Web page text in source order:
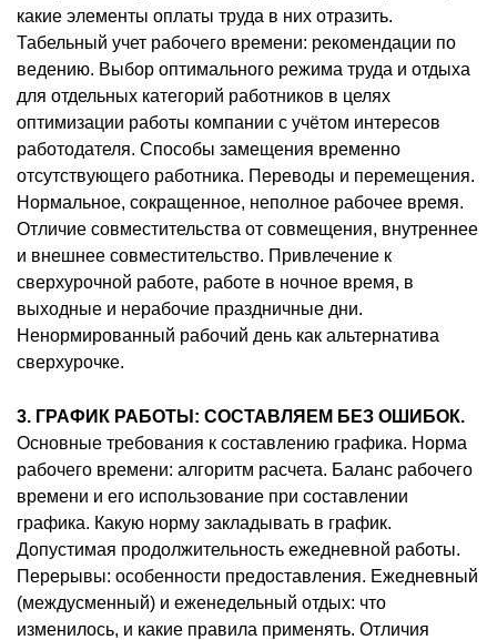
какие элементы оплаты труда в них отразить.
Табельный учет рабочего времени: рекомендации по
ведению. Выбор оптимального режима труда и отдыха
для отдельных категорий работников в целях
оптимизации работы компании с учётом интересов
работодателя. Способы замещения временно
отсутствующего работника. Переводы и перемещения.
Нормальное, сокращенное, неполное рабочее время.
Отличие совместительства от совмещения, внутреннее
и внешнее совместительство. Привлечение к
сверхурочной работе, работе в ночное время, в
выходные и нерабочие праздничные дни.
Ненормированный рабочий день как альтернатива
сверхурочке.
3. ГРАФИК РАБОТЫ: СОСТАВЛЯЕМ БЕЗ ОШИБОК.
Основные требования к составлению графика. Норма
рабочего времени: алгоритм расчета. Баланс рабочего
времени и его использование при составлении
графика. Какую норму закладывать в график.
Допустимая продолжительность ежедневной работы.
Перерывы: особенности предоставления. Ежедневный
(междусменный) и еженедельный отдых: что
изменилось, и какие правила применять. Отличия